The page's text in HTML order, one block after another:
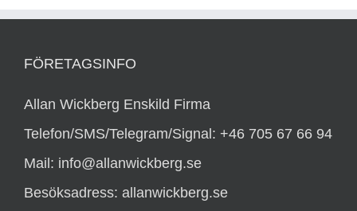
FÖRETAGSINFO
Allan Wickberg Enskild Firma
Telefon/SMS/Telegram/Signal: +46 705 67 66 94
Mail: info@allanwickberg.se
Besöksadress: allanwickberg.se